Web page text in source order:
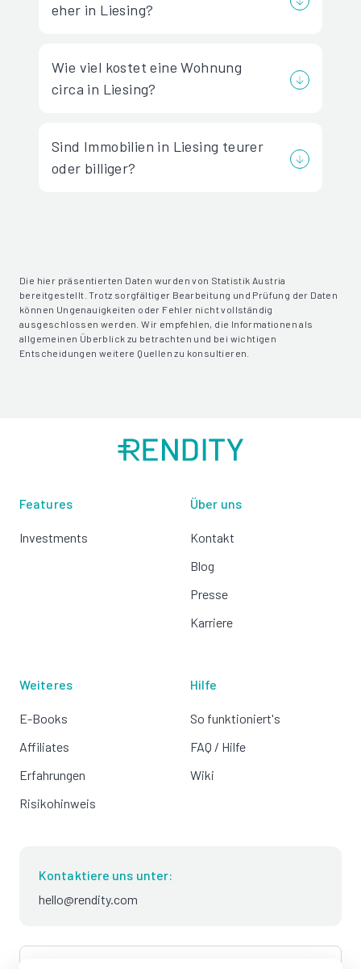
eher in Liesing?
Wie viel kostet eine Wohnung
circa in Liesing?
Sind Immobilien in Liesing teurer
oder billiger?
Die hier präsentierten Daten wurden von Statistik Austria
bereitgestellt. Trotz sorgfältiger Bearbeitung und Prüfung der Daten
können Ungenauigkeiten oder Fehler nicht vollständig
ausgeschlossen werden. Wir empfehlen, die Informationen als
allgemeinen Überblick zu betrachten und bei wichtigen
Entscheidungen weitere Quellen zu konsultieren.
Features
Investments
Über uns
Kontakt
Blog
Presse
Karriere
Weiteres
E-Books
Affiliates
Erfahrungen
Risikohinweis
Hilfe
So funktioniert's
FAQ / Hilfe
Wiki
Kontaktiere uns unter:
hello@rendity.com
language